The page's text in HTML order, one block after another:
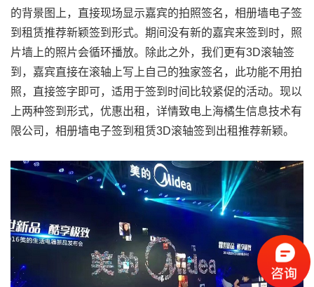
的背景图上，直接现场显示嘉宾的拍照签名，相册墙电子签
到租赁推荐新颖签到形式。期间没有新的嘉宾来签到时，照
片墙上的照片会循环播放。除此之外，我们更有3D滚轴签
到，嘉宾直接在滚轴上写上自己的独家签名，此功能不用拍
照，直接签字即可，适用于签到时间比较紧促的活动。现以
上两种签到形式，优惠出租，详情致电上海橘生信息技术有
限公司，相册墙电子签到租赁3D滚轴签到出租推荐新颖。